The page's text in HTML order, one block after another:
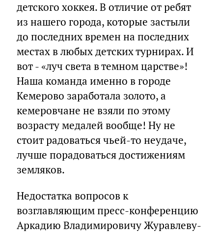
детского хоккея. В отличие от ребят
из нашего города, которые застыли
до последних времен на последних
местах в любых детских турнирах. И
вот - «луч света в темном царстве»!
Наша команда именно в городе
Кемерово заработала золото, а
кемеровчане не взяли по этому
возрасту медалей вообще! Ну не
стоит радоваться чьей-то неудаче,
лучше порадоваться достижениям
земляков.
Недостатка вопросов к
возглавляющим пресс-конференцию
Аркадию Владимировичу Журавлеву-